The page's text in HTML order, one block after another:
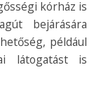
kórház is
bejárására
például
látogatást is